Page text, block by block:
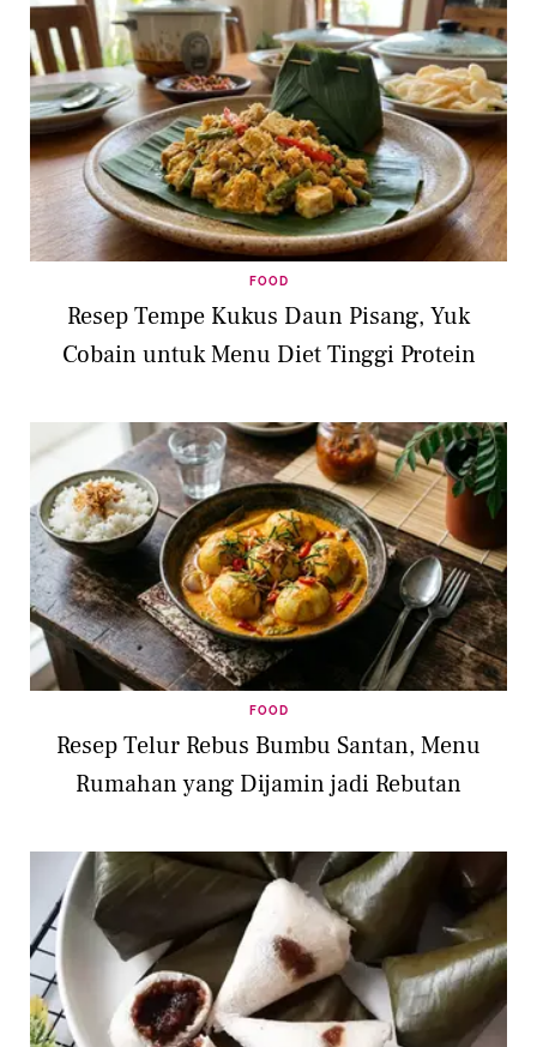
FOOD
Resep Tempe Kukus Daun Pisang, Yuk
Cobain untuk Menu Diet Tinggi Protein
FOOD
Resep Telur Rebus Bumbu Santan, Menu
Rumahan yang Dijamin jadi Rebutan